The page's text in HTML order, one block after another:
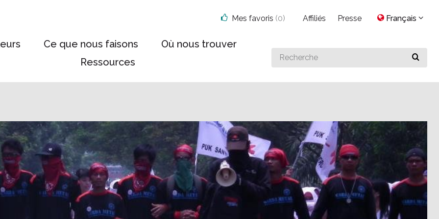
Ce que nous faisons
Où nous trouver
Ressources
Search
for
Mes favoris (0) Affiliés Presse Français